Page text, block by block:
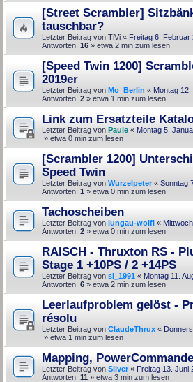
[Street Scrambler]
tauschbar?
Letzter Beitrag von TiVi « Freitag 6. Februar
Antworten: 16 » etwa 2 min zum lesen
[Speed Twin 1200]
2019er
Letzter Beitrag von Mo_Berlin « Montag
Antworten: 2 » etwa 1 min zum lesen
Link zum Ersatzteile
Letzter Beitrag von Paule « Montag 5.
» etwa 0 min zum lesen
[Scrambler 1200]
Speed Twin
Letzter Beitrag von Wurzelpeter« Sonntag
Antworten: 1 » etwa 0 min zum lesen
Tachoscheiben
Letzter Beitrag von lungau-wolfi «
Antworten: 2 » etwa 0 min zum lesen
RAISCH - Thruxton RS -
Stage 1 +10PS / 2 +14PS
Letzter Beitrag von sl_1991 « Montag 11.
Antworten: 6 » etwa 2 min zum lesen
Leerlaufproblem gelöst -
résolu
Letzter Beitrag von ClaudeThrux «
» etwa 1 min zum lesen
Mapping,
Letzter Beitrag von Silver« Freitag 13. Juni
Antworten: 11 » etwa 3 min zum lesen